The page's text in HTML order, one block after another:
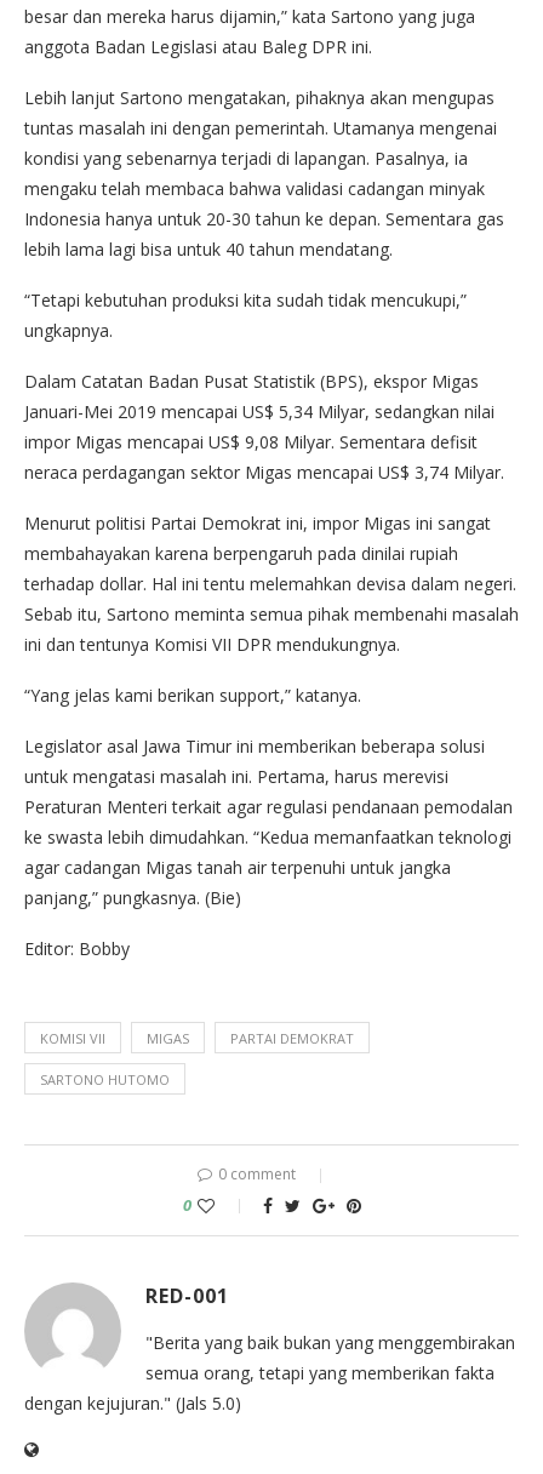
besar dan mereka harus dijamin,” kata Sartono yang juga
anggota Badan Legislasi atau Baleg DPR ini.
Lebih lanjut Sartono mengatakan, pihaknya akan mengupas
tuntas masalah ini dengan pemerintah. Utamanya mengenai
kondisi yang sebenarnya terjadi di lapangan. Pasalnya, ia
mengaku telah membaca bahwa validasi cadangan minyak
Indonesia hanya untuk 20-30 tahun ke depan. Sementara gas
lebih lama lagi bisa untuk 40 tahun mendatang.
“Tetapi kebutuhan produksi kita sudah tidak mencukupi,”
ungkapnya.
Dalam Catatan Badan Pusat Statistik (BPS), ekspor Migas
Januari-Mei 2019 mencapai US$ 5,34 Milyar, sedangkan nilai
impor Migas mencapai US$ 9,08 Milyar. Sementara defisit
neraca perdagangan sektor Migas mencapai US$ 3,74 Milyar.
Menurut politisi Partai Demokrat ini, impor Migas ini sangat
membahayakan karena berpengaruh pada dinilai rupiah
terhadap dollar. Hal ini tentu melemahkan devisa dalam negeri.
Sebab itu, Sartono meminta semua pihak membenahi masalah
ini dan tentunya Komisi VII DPR mendukungnya.
“Yang jelas kami berikan support,” katanya.
Legislator asal Jawa Timur ini memberikan beberapa solusi
untuk mengatasi masalah ini. Pertama, harus merevisi
Peraturan Menteri terkait agar regulasi pendanaan pemodalan
ke swasta lebih dimudahkan. “Kedua memanfaatkan teknologi
agar cadangan Migas tanah air terpenuhi untuk jangka
panjang,” pungkasnya. (Bie)
Editor: Bobby
KOMISI VII MIGAS PARTAI DEMOKRAT
SARTONO HUTOMO
0 comment
0
RED-001
"Berita yang baik bukan yang menggembirakan
semua orang, tetapi yang memberikan fakta
dengan kejujuran." (Jals 5.0)